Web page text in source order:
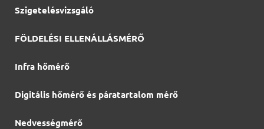
Szigetelésvizsgáló
FÖLDELÉSI ELLENÁLLÁSMÉRŐ
Infra hőmérő
Digitális hőmérő és páratartalom mérő
Nedvességmérő